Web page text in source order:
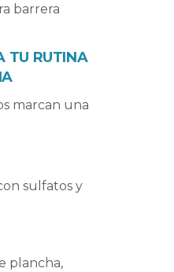
barrera
TU RUTINA
marcan una
sulfatos y
plancha,